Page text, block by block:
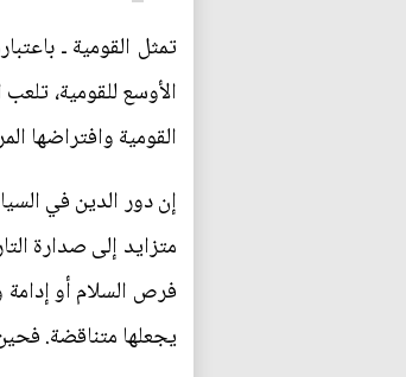
تمثل القومية ـ
الأوسع للقومية،
القومية وافتراضها
إن دور الدين في
فرص السلام أو إدامة
يجعلها متناقضة.